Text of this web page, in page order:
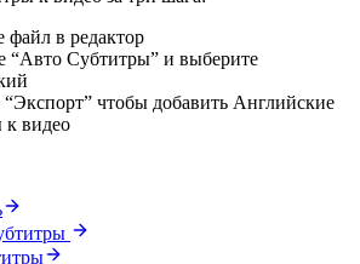
файл в редактор
“Авто Субтитры” и выберите
чтобы добавить Английские
к видео